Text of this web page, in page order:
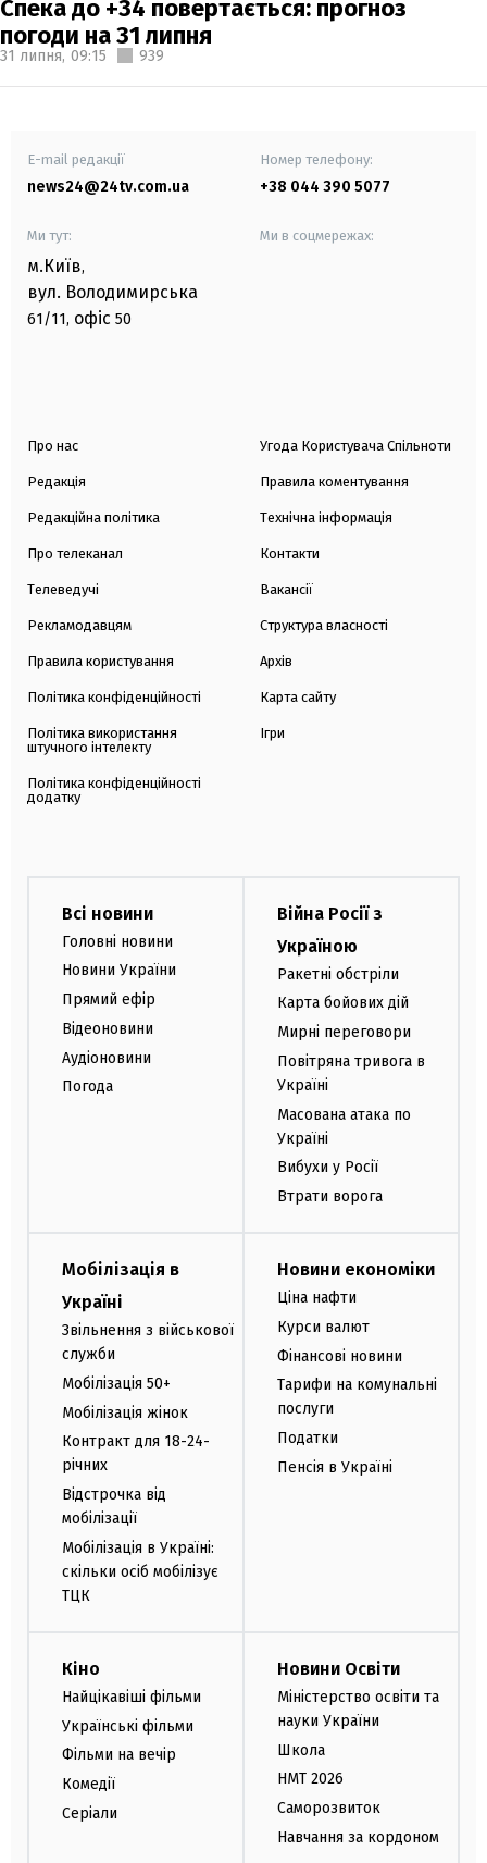
Спека до +34 повертається: прогноз
погоди на 31 липня
31 липня, 09:15 939
E-mail редакції
news24@24tv.com.ua
Номер телефону:
+38 044 390 5077
Ми тут:
м.Київ,
вул. Володимирська
61/11, офіс 50
Ми в соцмережах:
Про нас
Редакція
Редакційна політика
Про телеканал
Телеведучі
Рекламодавцям
Правила користування
Політика конфіденційності
Політика використання
штучного інтелекту
Політика конфіденційності
додатку
Угода Користувача Спільноти
Правила коментування
Технічна інформація
Контакти
Вакансії
Структура власності
Архів
Карта сайту
Ігри
Всі новини
Головні новини
Новини України
Прямий ефір
Відеоновини
Аудіоновини
Погода
Війна Росії з
Україною
Ракетні обстріли
Карта бойових дій
Мирні переговори
Повітряна тривога в
Україні
Масована атака по
Україні
Вибухи у Росії
Втрати ворога
Мобілізація в
Україні
Звільнення з військової
служби
Мобілізація 50+
Мобілізація жінок
Контракт для 18-24-
річних
Відстрочка від
мобілізації
Мобілізація в Україні:
скільки осіб мобілізує
ТЦК
Новини економіки
Ціна нафти
Курси валют
Фінансові новини
Тарифи на комунальні
послуги
Податки
Пенсія в Україні
Кіно
Найцікавіші фільми
Українські фільми
Фільми на вечір
Комедії
Серіали
Новини Освіти
Міністерство освіти та
науки України
Школа
НМТ 2026
Саморозвиток
Навчання за кордоном